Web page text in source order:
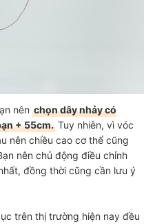
nên chọn dây nhảy có
+ 55cm. Tuy nhiên, vì vóc
nên chiều cao cơ thể cũng
nên chủ động điều chỉnh
đồng thời cũng cần lưu ý
trên thị trường hiện nay đều